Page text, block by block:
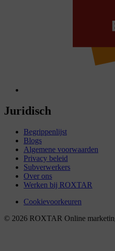
Juridisch
Begrippenlijst
Blogs
Algemene voorwaarden
Privacy beleid
Subverwerkers
Over ons
Werken bij ROXTAR
Cookievoorkeuren
© 2026 ROXTAR Online